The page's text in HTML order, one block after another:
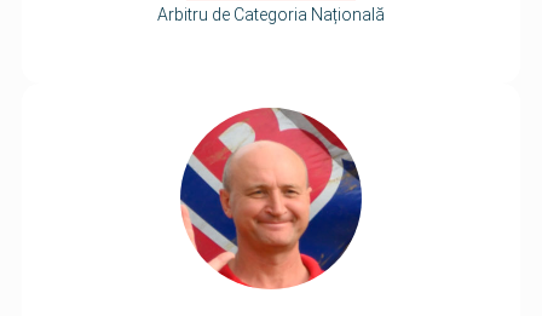
Arbitru de Categoria Națională